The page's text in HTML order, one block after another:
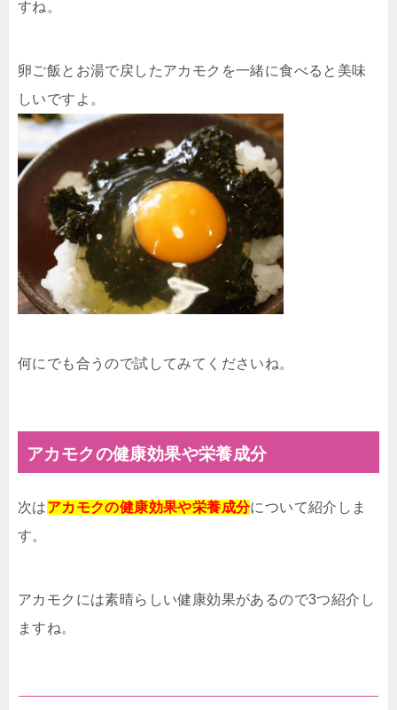
すね。
卵ご飯とお湯で戻したアカモクを一緒に食べると美味
しいですよ。
何にでも合うので試してみてくださいね。
アカモクの健康効果や栄養成分
次はアカモクの健康効果や栄養成分について紹介しま
す。
アカモクには素晴らしい健康効果があるので3つ紹介し
ますね。